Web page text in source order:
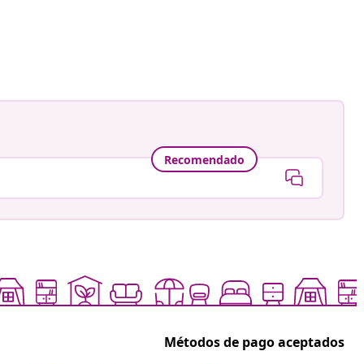
Recomendado
Métodos de pago aceptados